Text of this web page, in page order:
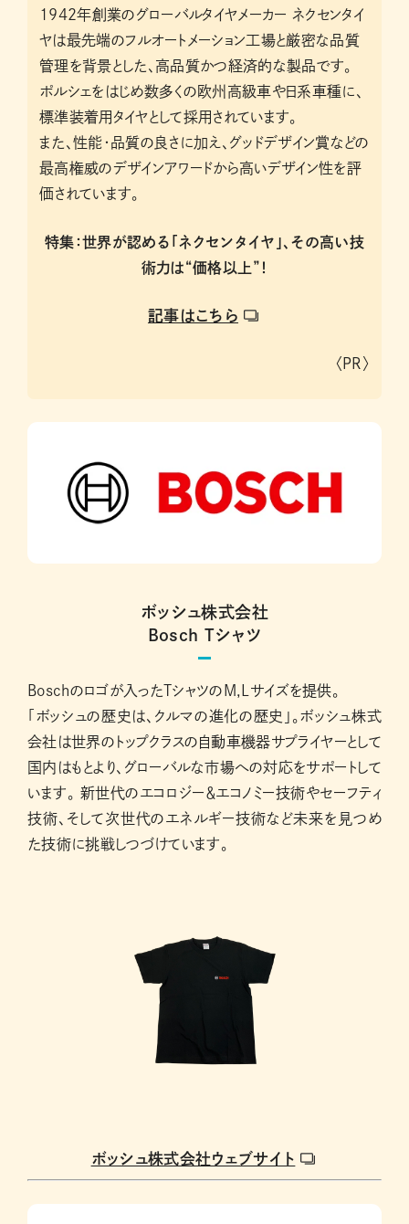
1942年創業のグローバルタイヤメーカー ネクセンタイ
ヤは最先端のフルオートメーション工場と厳密な品質
管理を背景とした、高品質かつ経済的な製品です。
ポルシェをはじめ数多くの欧州高級車や日系車種に、
標準装着用タイヤとして採用されています。
また、性能・品質の良さに加え、グッドデザイン賞などの
最高権威のデザインアワードから高いデザイン性を評
価されています。
特集：世界が認める「ネクセンタイヤ」、その高い技
術力は“価格以上”！
記事はこちら
〈PR〉
ボッシュ株式会社
Bosch Tシャツ
Boschのロゴが入ったTシャツのM,Lサイズを提供。
「ボッシュの歴史は、クルマの進化の歴史」。ボッシュ株式
会社は世界のトップクラスの自動車機器サプライヤーとして
国内はもとより、グローバルな市場への対応をサポートして
います。 新世代のエコロジー＆エコノミー技術やセーフティ
技術、そして次世代のエネルギー技術など未来を見つめ
た技術に挑戦しつづけています。
ボッシュ株式会社ウェブサイト